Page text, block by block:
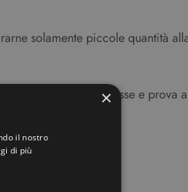
solamente piccole quantità
naturali per pelli grasse e prova
×
il nostro
di più